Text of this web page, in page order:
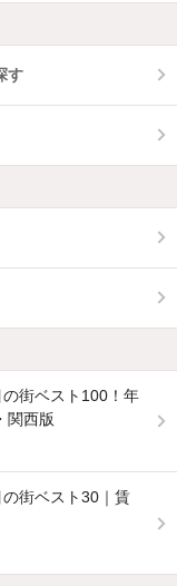
す
街ベスト100！年
関西版
街ベスト30｜賃